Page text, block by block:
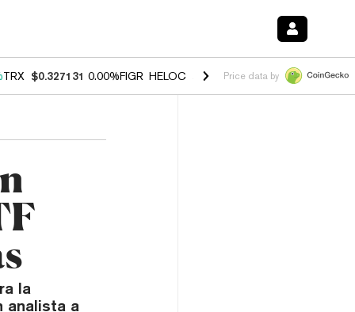
TRX $0.327131 0.00%FIGR_HELOC $1.029 1.20%HYPE $54.50 -
Price data by
la
analista a